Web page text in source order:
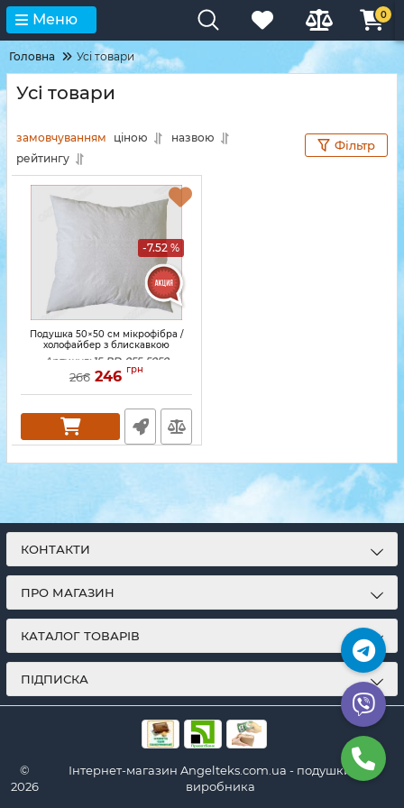
Меню 0
Головна Усі товари
Усі товари
замовчуванням ціною
назвою
рейтингу
Фільтр
-7.52 %
Подушка 50×50 см мікрофібра /
холофайбер з блискавкою
Артикул: 15-PD-055-5050
266 246 грн
КОНТАКТИ
ПРО МАГАЗИН
КАТАЛОГ ТОВАРІВ
ПІДПИСКА
©
2026
Інтернет-магазин Angelteks.com.ua - подушки від
виробника